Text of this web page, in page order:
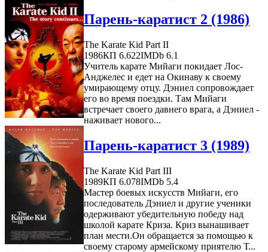
Парень-каратист 2 (1986)
The Karate Kid Part II
1986КП 6.622IMDb 6.1
Учитель карате Мийаги покидает Лос-
Анджелес и едет на Окинаву к своему
умирающему отцу. Дэниел сопровождает
его во время поездки. Там Мийаги
встречает своего давнего врага, а Дэниел -
наживает нового...
Парень-каратист 3 (1989)
The Karate Kid Part III
1989КП 6.078IMDb 5.4
Мастер боевых искусств Мийаги, его
последователь Дэниел и другие ученики
одерживают убедительную победу над
школой карате Криза. Криз вынашивает
план мести.Он обращается за помощью к
своему старому армейскому приятелю Т...